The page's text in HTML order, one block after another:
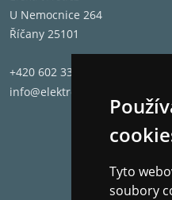
Tyto
soubory
Užívejte si rychlý a
zábavě a zároveň
Zažijte bezproblémové
Spojte svou chytrou
ovládání. Zapněte "Film
Apple Home nebo
večera, nebo se nechte
Obrázky produktů jsou
U Nemocnice 264
Říčany 25101
+420 602 331 662
info@elektronet.cz